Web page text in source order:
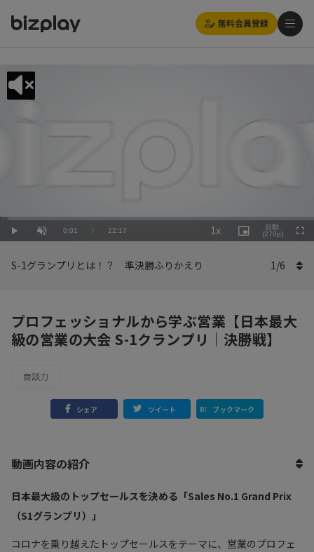
無料会員登録
Play UnmuteCurrent
0:01 / Duration
22:17
Loaded:
2.70%
1x
Rate
Picture-
in-
自動
(270p)
S-1グランプリとは！？ 準決勝ふりかえり 1/6
プロフェッショナルから学ぶ営業【日本最大
級の営業の大会 S-1クランプリ｜決勝戦】
商談力
シェア ツイート ブックマーク
動画内容の紹介
日本最大級のトップセールスを決める「Sales No.1 Grand Prix
（S1グランプリ）」
コロナを乗り越えたトップセールスをテーマに、営業のプロフェ